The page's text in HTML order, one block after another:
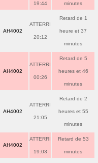
19:44 minutes
AH4002
ATTERRI
20:12
Retard de 1
heure et 37
minutes
AH4002
ATTERRI
00:26
Retard de 5
heures et 46
minutes
AH4002
ATTERRI
21:05
Retard de 2
heures et 55
minutes
AH4002
ATTERRI
19:03
Retard de 53
minutes